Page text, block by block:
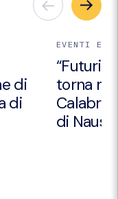
di
di
EVENTI E
“Futuri
torna
Calabria
di